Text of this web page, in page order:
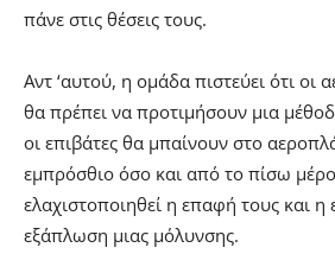
πάνε στις θέσεις τους.
Αντ ‘αυτού, η ομάδα πιστεύει ότι οι
θα πρέπει να προτιμήσουν μια
οι επιβάτες θα μπαίνουν στο
εμπρόσθιο όσο και από το πίσω
ελαχιστοποιηθεί η επαφή τους και
εξάπλωση μιας μόλυνσης.